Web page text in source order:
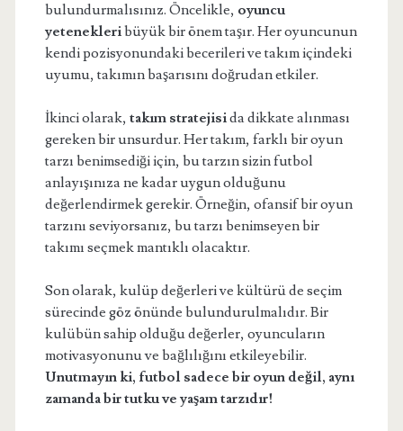
bulundurmalısınız. Öncelikle, oyuncu
yetenekleribüyük bir önem taşır. Her oyuncunun
kendi pozisyonundaki becerileri ve takım içindeki
uyumu, takımın başarısını doğrudan etkiler.
İkinci olarak, takım stratejisida dikkate alınması
gereken bir unsurdur. Her takım, farklı bir oyun
tarzı benimsediği için, bu tarzın sizin futbol
anlayışınıza ne kadar uygun olduğunu
değerlendirmek gerekir. Örneğin, ofansif bir oyun
tarzını seviyorsanız, bu tarzı benimseyen bir
takımı seçmek mantıklı olacaktır.
Son olarak, kulüp değerleri ve kültürü de seçim
sürecinde göz önünde bulundurulmalıdır. Bir
kulübün sahip olduğu değerler, oyuncuların
motivasyonunu ve bağlılığını etkileyebilir.
Unutmayın ki, futbol sadece bir oyun değil, aynı
zamanda bir tutku ve yaşam tarzıdır!